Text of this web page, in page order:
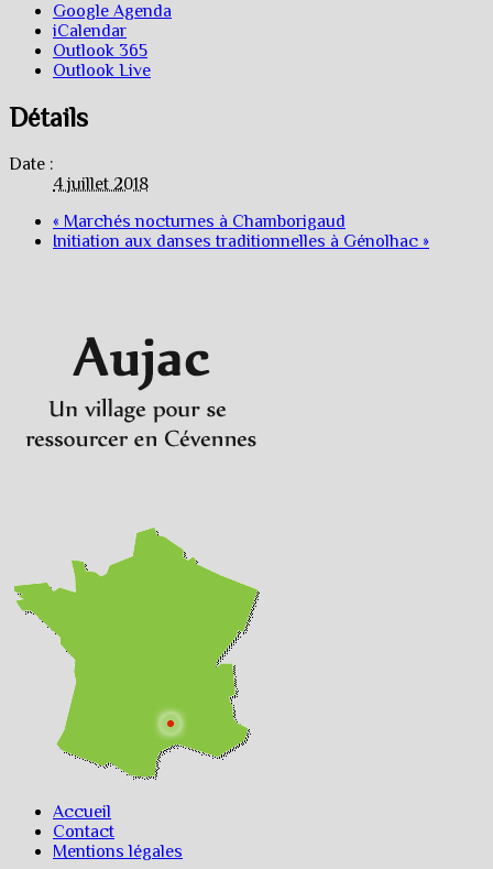
Google Agenda
iCalendar
Outlook 365
Outlook Live
Détails
Date :
4 juillet 2018
« Marchés nocturnes à Chamborigaud
Initiation aux danses traditionnelles à Génolhac »
Accueil
Contact
Mentions légales